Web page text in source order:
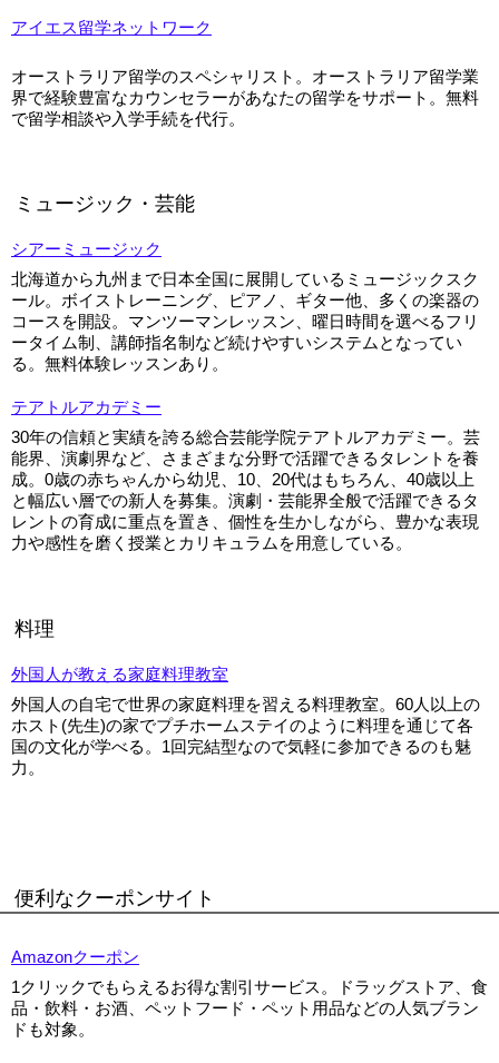
アイエス留学ネットワーク
オーストラリア留学のスペシャリスト。オーストラリア留学業
界で経験豊富なカウンセラーがあなたの留学をサポート。無料
で留学相談や入学手続を代行。
ミュージック・芸能
シアーミュージック
北海道から九州まで日本全国に展開しているミュージックスク
ール。ボイストレーニング、ピアノ、ギター他、多くの楽器の
コースを開設。マンツーマンレッスン、曜日時間を選べるフリ
ータイム制、講師指名制など続けやすいシステムとなってい
る。無料体験レッスンあり。
テアトルアカデミー
30年の信頼と実績を誇る総合芸能学院テアトルアカデミー。芸
能界、演劇界など、さまざまな分野で活躍できるタレントを養
成。0歳の赤ちゃんから幼児、10、20代はもちろん、40歳以上
と幅広い層での新人を募集。演劇・芸能界全般で活躍できるタ
レントの育成に重点を置き、個性を生かしながら、豊かな表現
力や感性を磨く授業とカリキュラムを用意している。
料理
外国人が教える家庭料理教室
外国人の自宅で世界の家庭料理を習える料理教室。60人以上の
ホスト(先生)の家でプチホームステイのように料理を通じて各
国の文化が学べる。1回完結型なので気軽に参加できるのも魅
力。
便利なクーポンサイト
Amazonクーポン
1クリックでもらえるお得な割引サービス。ドラッグストア、食
品・飲料・お酒、ペットフード・ペット用品などの人気ブラン
ドも対象。